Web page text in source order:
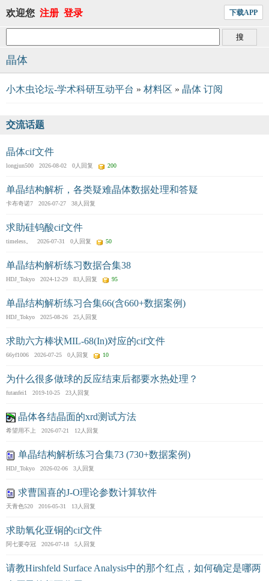
欢迎您 注册 登录 下载APP
晶体
小木虫论坛-学术科研互动平台 » 材料区 » 晶体 订阅
交流话题
晶体cif文件
longjun500 2026-08-02 0人回复 200
单晶结构解析，各类疑难晶体数据处理和答疑
卡布奇诺7 2026-07-27 38人回复
求助硅钨酸cif文件
timeless。 2026-07-31 0人回复 50
单晶结构解析练习数据合集38
HDJ_Tokyo 2024-12-29 83人回复 95
单晶结构解析练习合集66(含660+数据案例)
HDJ_Tokyo 2025-08-26 25人回复
求助六方棒状MIL-68(In)对应的cif文件
66yf1006 2026-07-25 0人回复 10
为什么很多做球的反应结束后都要水热处理？
futanfei1 2019-10-25 23人回复
晶体各结晶面的xrd测试方法
希望用不上 2026-07-21 12人回复
单晶结构解析练习合集73 (730+数据案例)
HDJ_Tokyo 2026-02-06 3人回复
求曹国喜的J-O理论参数计算软件
天青色520 2016-05-31 13人回复
求助氧化亚铜的cif文件
阿七要夺冠 2026-07-18 5人回复
请教Hirshfeld Surface Analysis中的那个红点，如何确定是哪两